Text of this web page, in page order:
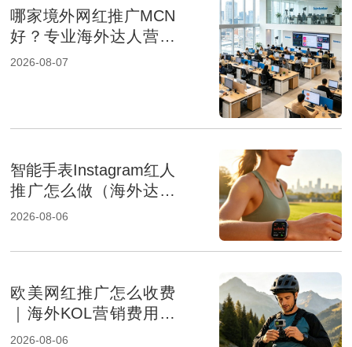
哪家境外网红推广MCN
好？专业海外达人营销
机构盘点
2026-08-07
智能手表Instagram红人
推广怎么做（海外达人
营销提升品牌影响力）
2026-08-06
欧美网红推广怎么收费
｜海外KOL营销费用组
成及报价影响因素解析
2026-08-06